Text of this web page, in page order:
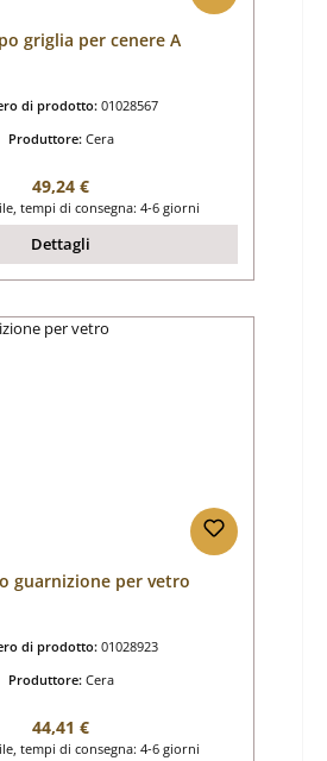
griglia per cenere A
di prodotto: 01028567
Produttore: Cera
Prezzo normale:
49,24 €
tempi di consegna: 4-6 giorni
Dettagli
guarnizione per vetro
di prodotto: 01028923
Produttore: Cera
Prezzo normale:
44,41 €
tempi di consegna: 4-6 giorni